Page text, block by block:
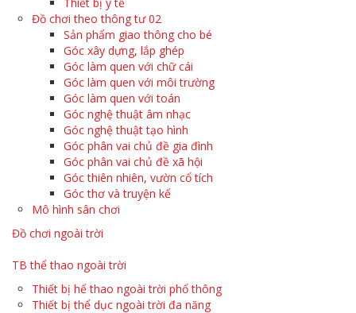
Đồ chơi theo thông tư 02
Sản phẩm giao thông cho bé
Góc xây dựng, lắp ghép
Góc làm quen với chữ cái
Góc làm quen với môi trường
Góc làm quen với toán
Góc nghệ thuật âm nhạc
Góc nghệ thuật tạo hình
Góc phân vai chủ đề gia đình
Góc phân vai chủ đề xã hội
Góc thiên nhiên, vườn cổ tích
Góc thơ và truyện kể
Mô hình sân chơi
Đồ chơi ngoài trời
TB thể thao ngoài trời
Thiết bị hể thao ngoài trời phổ thông
Thiết bị thể dục ngoài trời đa năng